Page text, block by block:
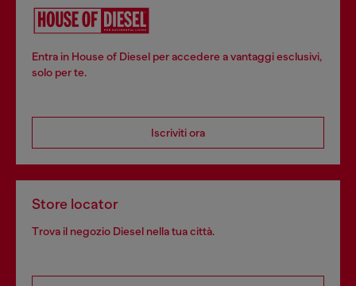
Entra in House of Diesel per accedere a vantaggi esclusivi,
solo per te.
Iscriviti ora
Store locator
Trova il negozio Diesel nella tua città.